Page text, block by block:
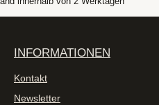
INFORMATIONEN
Kontakt
Newsletter